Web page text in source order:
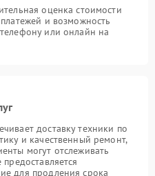
оценка стоимости
и возможность
или онлайн на
доставку техники по
и качественный ремонт,
могут отслеживать
для продления срока